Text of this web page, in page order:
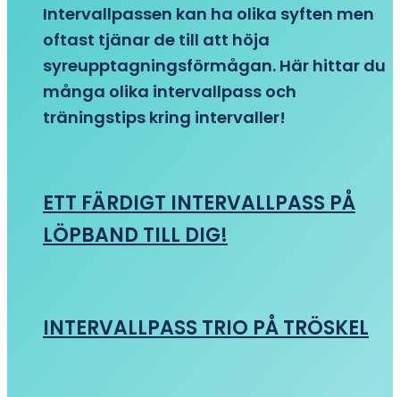
Intervallpassen kan ha olika syften men
oftast tjänar de till att höja
syreupptagningsförmågan. Här hittar du
många olika intervallpass och
träningstips kring intervaller!
ETT FÄRDIGT INTERVALLPASS PÅ
LÖPBAND TILL DIG!
INTERVALLPASS TRIO PÅ TRÖSKEL